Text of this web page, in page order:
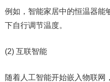
例如，智能家居中的恒温器能
下自行调节温度。
(2) 互联智能
随着人工智能开始嵌入物联网